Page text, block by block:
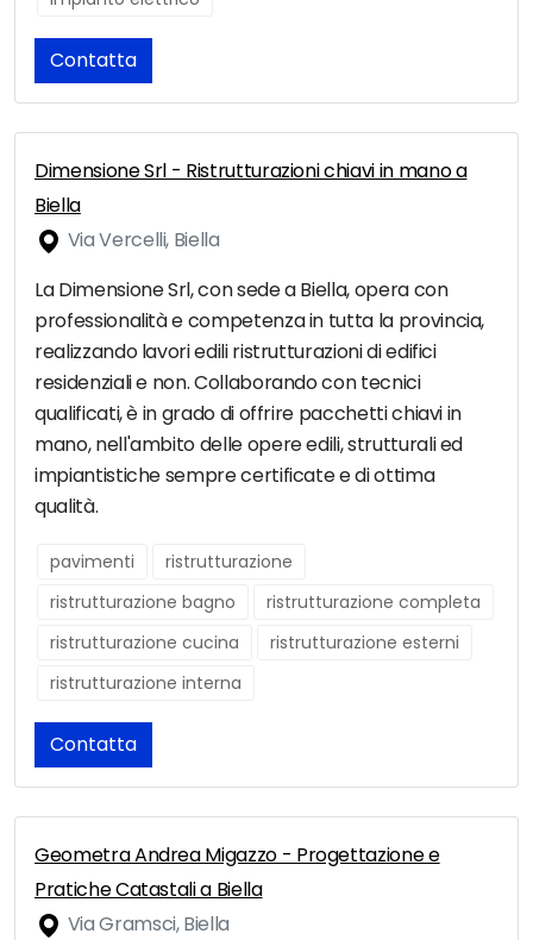
Contatta
Dimensione Srl - Ristrutturazioni chiavi in mano a
Biella
Via Vercelli, Biella
La Dimensione Srl, con sede a Biella, opera con
professionalità e competenza in tutta la provincia,
realizzando lavori edili ristrutturazioni di edifici
residenziali e non. Collaborando con tecnici
qualificati, è in grado di offrire pacchetti chiavi in
mano, nell'ambito delle opere edili, strutturali ed
impiantistiche sempre certificate e di ottima
qualità.
pavimenti
ristrutturazione
ristrutturazione bagno
ristrutturazione completa
ristrutturazione cucina
ristrutturazione esterni
ristrutturazione interna
Contatta
Geometra Andrea Migazzo - Progettazione e
Pratiche Catastali a Biella
Via Gramsci, Biella